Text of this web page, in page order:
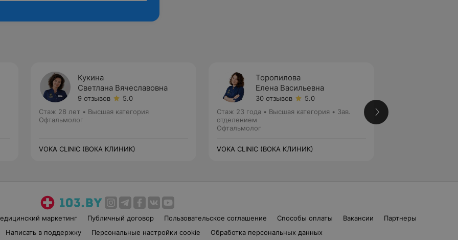
Кукина
Светлана Вячеславовна
9 отзывов
5.0
Стаж 28 лет • Высшая категория
Офтальмолог
VOKA CLINIC (ВОКА КЛИНИК)
Торопилова
Елена Васильевна
30 отзывов
5.0
Стаж 23 года • Высшая категория • Зав.
отделением
Офтальмолог
VOKA CLINIC (ВОКА КЛИНИК)
маркетинг Публичный договор Пользовательское соглашение Способы оплаты Вакансии
Партнеры
Написать в поддержку Персональные настройки cookie Обработка персональных данных